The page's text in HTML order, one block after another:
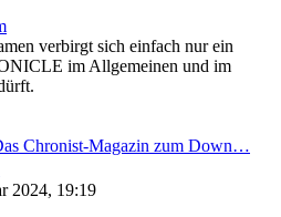
verbirgt sich einfach nur ein
im Allgemeinen und im
Chronist-Magazin zum Down…
Beitrag
2024, 19:19